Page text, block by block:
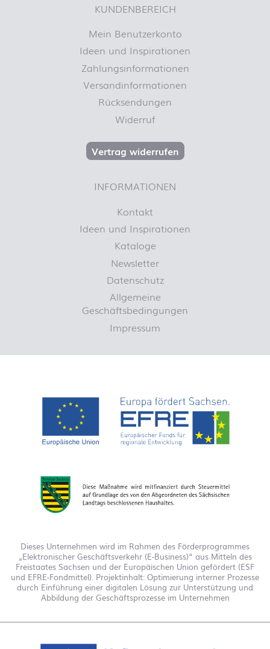
KUNDENBEREICH
Mein Benutzerkonto
Ideen und Inspirationen
Zahlungsinformationen
Versandinformationen
Rücksendungen
Widerruf
Vertrag widerrufen
INFORMATIONEN
Kontakt
Ideen und Inspirationen
Kataloge
Newsletter
Datenschutz
Allgemeine
Geschäftsbedingungen
Impressum
Dieses Unternehmen wird im Rahmen des Förderprogrammes
„Elektronischer Geschäftsverkehr (E-Business)“ aus Mitteln des
Freistaates Sachsen und der Europäischen Union gefördert (ESF
und EFRE-Fondmittel). Projektinhalt: Optimierung interner Prozesse
durch Einführung einer digitalen Lösung zur Unterstützung und
Abbildung der Geschäftsprozesse im Unternehmen